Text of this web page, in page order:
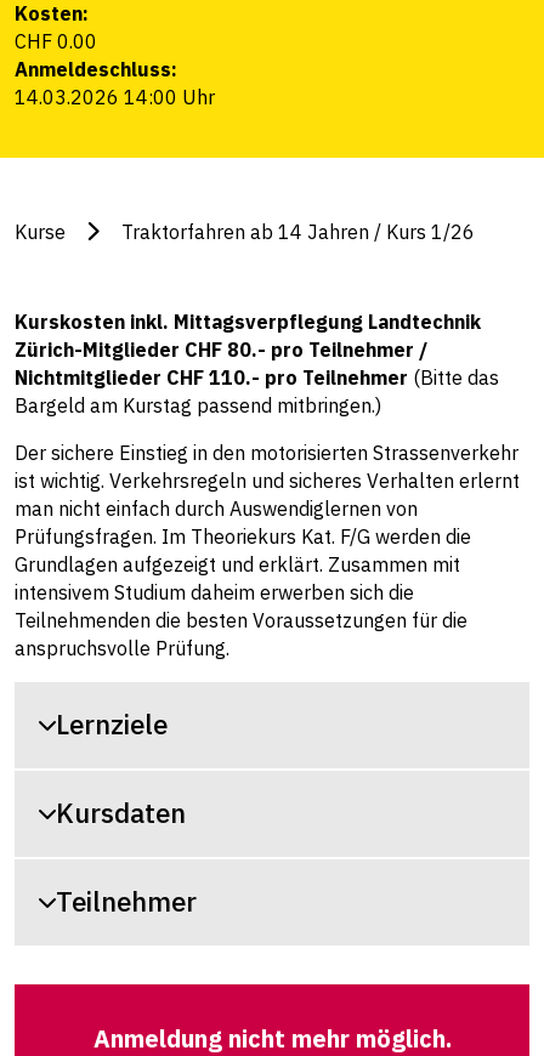
Kosten:
CHF 0.00
Anmeldeschluss:
14.03.2026 14:00 Uhr
Kurse Traktorfahren ab 14 Jahren / Kurs 1/26
Kurskosten inkl. Mittagsverpflegung Landtechnik
Zürich-Mitglieder CHF 80.- pro Teilnehmer /
Nichtmitglieder CHF 110.- pro Teilnehmer (Bitte das
Bargeld am Kurstag passend mitbringen.)
Der sichere Einstieg in den motorisierten Strassenverkehr
ist wichtig. Verkehrsregeln und sicheres Verhalten erlernt
man nicht einfach durch Auswendiglernen von
Prüfungsfragen. Im Theoriekurs Kat. F/G werden die
Grundlagen aufgezeigt und erklärt. Zusammen mit
intensivem Studium daheim erwerben sich die
Teilnehmenden die besten Voraussetzungen für die
anspruchsvolle Prüfung.
Lernziele
Kursdaten
Teilnehmer
Anmeldung nicht mehr möglich.